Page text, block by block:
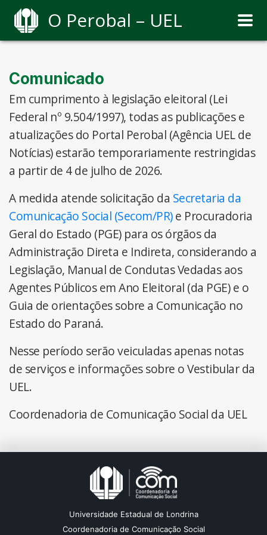
O Perobal – UEL
Comunicado
Em cumprimento à legislação eleitoral (Lei
Federal nº 9.504/1997), todas as publicações e
atualizações do Portal Perobal (Agência UEL de
Notícias) estarão temporariamente restringidas
a partir de 4 de julho de 2026.
A medida atende solicitação da Secretaria da
Comunicação Social (Secom/PR)e Procuradoria
Geral do Estado (PGE) para os órgãos da
Administração Direta e Indireta, considerando a
Legislação, Manual de Condutas Vedadas aos
Agentes Públicos em Ano Eleitoral (da PGE) e o
Guia de orientações sobre a Comunicação no
Estado do Paraná.
Nesse período serão veiculadas apenas notas
de serviços e informações sobre o Vestibular da
UEL.
Coordenadoria de Comunicação Social da UEL
Universidade Estadual de Londrina
Coordenadoria de Comunicação Social